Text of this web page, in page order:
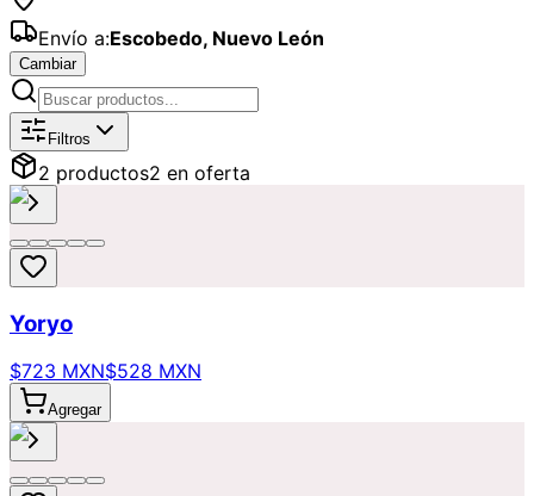
Envío a:Escobedo, Nuevo León
Cambiar
Catálogo deLlegué tarde
Filtros
2 productos2 en oferta
Yoryo
$723 MXN$528 MXN
Agregar